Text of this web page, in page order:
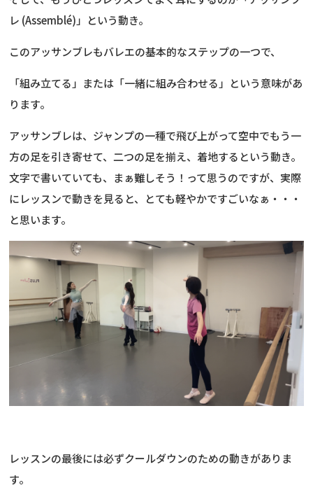
レ (Assemblé)」という動き。
このアッサンブレもバレエの基本的なステップの一つで、
「組み立てる」または「一緒に組み合わせる」という意味があ
ります。
アッサンブレは、ジャンプの一種で飛び上がって空中でもう一
方の足を引き寄せて、二つの足を揃え、着地するという動き。
文字で書いていても、まぁ難しそう！って思うのですが、実際
にレッスンで動きを見ると、とても軽やかですごいなぁ・・・
と思います。
レッスンの最後には必ずクールダウンのための動きがありま
す。